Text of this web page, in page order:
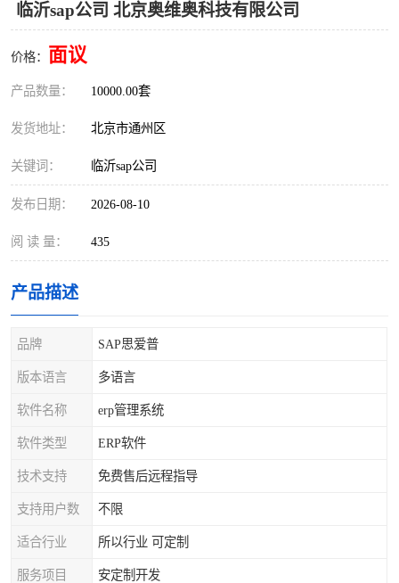
临沂sap公司 北京奥维奥科技有限公司
价格： 面议
产品数量： 10000.00套
发货地址： 北京市通州区
关键词： 临沂sap公司
发布日期： 2026-08-10
阅 读 量： 435
产品描述
品牌 SAP思爱普
版本语言 多语言
软件名称 erp管理系统
软件类型 ERP软件
技术支持 免费售后远程指导
支持用户数 不限
适合行业 所以行业 可定制
服务项目 安定制开发